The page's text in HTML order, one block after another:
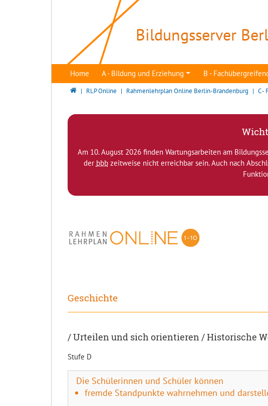
Bildungsserver
Home A - Bildung und Erziehung B -
Bildungsserver Berlin - Brandenburg
RLP Online Rahmenlehrplan Online Berlin-Brandenburg C -
Am 10. August 2026 finden Wartungsarbeiten am
der bbbzeitweise nicht erreichbar sein. Auch nach
Geschichte
/ Urteilen und sich orientieren / Historische
Stufe D
Die Schülerinnen und Schüler können
fremde Standpunkte wahrnehmen und